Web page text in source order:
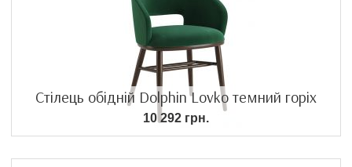
Стілець обідній Dolphin Lovko темний горіх
10 292 грн.